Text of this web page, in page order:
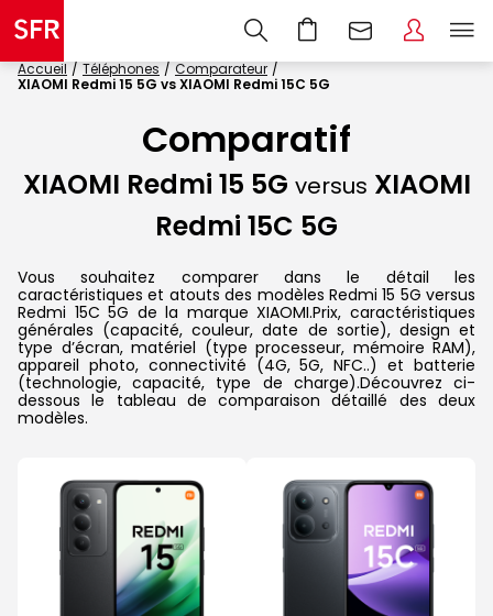
Accueil Téléphones
Comparateur
XIAOMI Redmi 15 5G vs XIAOMI Redmi 15C 5G
Comparatif
XIAOMI Redmi 15 5G versus XIAOMI
Redmi 15C 5G
Vous souhaitez comparer dans le détail les
caractéristiques et atouts des modèles Redmi 15 5G versus
Redmi 15C 5G de la marque XIAOMI.Prix, caractéristiques
générales (capacité, couleur, date de sortie), design et
type d’écran, matériel (type processeur, mémoire RAM),
appareil photo, connectivité (4G, 5G, NFC..) et batterie
(technologie, capacité, type de charge).Découvrez ci-
dessous le tableau de comparaison détaillé des deux
modèles.